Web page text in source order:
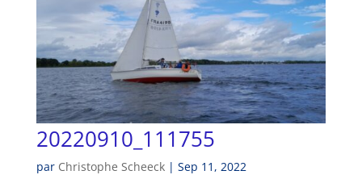
20220910_111755
par Christophe Scheeck| Sep 11, 2022